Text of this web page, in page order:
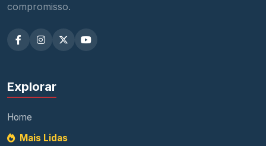
compromisso.
Explorar
Home
Mais Lidas